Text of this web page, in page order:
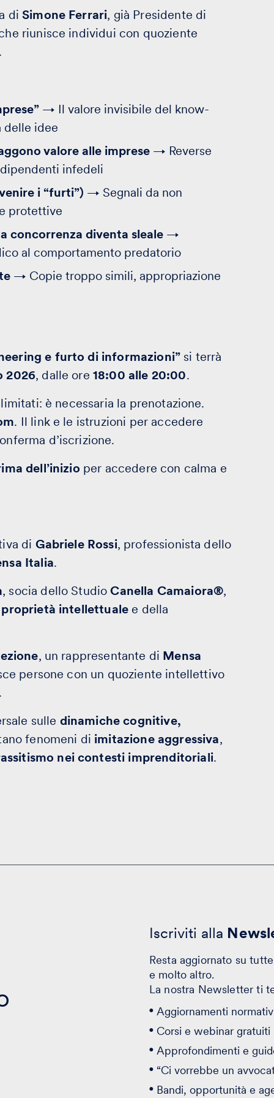
diSimone Ferrari, già Presidente di
riunisce individui con quoziente
→ Il valore invisibile del know-
delle idee
valore alle imprese → Reverse
infedeli
i “furti”) → Segnali da non
protettive
concorrenza diventa sleale →
al comportamento predatorio
→ Copie troppo simili, appropriazione
e furto di informazioni” si terrà
2026, dalle ore 18:00 alle 20:00.
è necessaria la prenotazione.
. Il link e le istruzioni per accedere
d’iscrizione.
dell’inizio per accedere con calma e
di Gabriele Rossi, professionista dello
Italia.
, socia dello StudioCanella Camaiora®,
intellettuale e della
, un rappresentante di Mensa
persone con un quoziente intellettivo
sulle dinamiche cognitive,
fenomeni di imitazione aggressiva,
nei contesti imprenditoriali.
Iscriviti alla
Resta aggiornato su
e molto altro.
La nostra Newsletter ti
Aggiornamenti
Corsi e webinar gratuiti
Approfondimenti e
“Ci vorrebbe un
Bandi, opportunità e